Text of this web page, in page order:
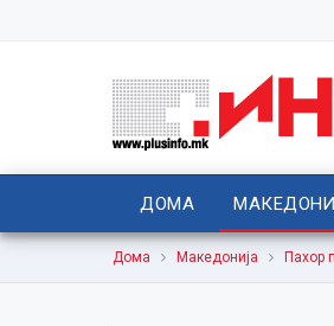
ДОМА
Дома Македонија Пахор